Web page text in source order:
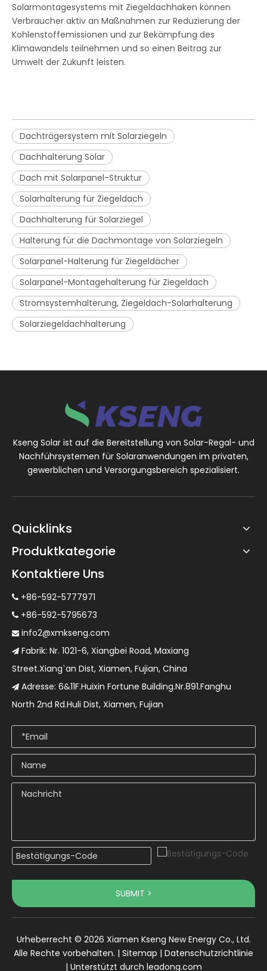
Solarmontagesystems mit Ziegeldachhaken können
Verbraucher aktiv an Maßnahmen zur Reduzierung der
Kohlenstoffemissionen und zur Bekämpfung des
Klimawandels teilnehmen und so einen Beitrag zur
Umwelt der Zukunft leisten.
Dachträgersystem mit Solarziegeln
Dachhalterung Solar
Dach mit Solarpanel-Struktur
Solarhalterung für Ziegeldach
Dachhalterung für Solarziegel
Halterung für die Dachmontage von Solarziegeln
Solarpanel-Halterung für Ziegeldächer
Solarpanel-Montagehalterung für Ziegeldach
Stromsystemhalterung, Ziegeldach-Solarhalterung
Solarziegeldachhalterung
Kseng Solar ist auf die Bereitstellung von Solar-Regal- und
Nachführsystemen für Solaranwendungen im privaten,
gewerblichen und Versorgungsbereich spezialisiert.
Quicklinks
Produktkategorie
Kontaktiere Uns
 +86-592-5777971
 +86-592-5795673
 info2@xmkseng.com
 Fabrik: Nr. 1021-6, Xiangbei Road, Maxiang
Street.Xiang`an Dist, Xiamen, Fujian, China
 Adresse: 6&11F.Huixin Fortune Building.Nr.891.Fanghu
North 2nd Rd.Huli Dist, Xiamen, Fujian
SUBMIT >
Urheberrecht © 2026 Xiamen Kseng New Energy Co., Ltd.
Alle Rechte vorbehalten. | Sitemap | Datenschutzrichtlinie
| Unterstützt durch leadong.com